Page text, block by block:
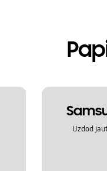
Uzdod